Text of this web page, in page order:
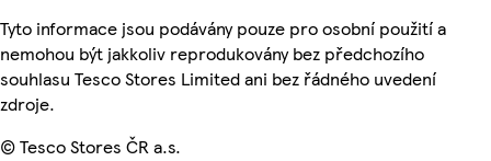
Tyto informace jsou podávány pouze pro osobní použití a
nemohou být jakkoliv reprodukovány bez předchozího
souhlasu Tesco Stores Limited ani bez řádného uvedení
zdroje.
© Tesco Stores ČR a.s.